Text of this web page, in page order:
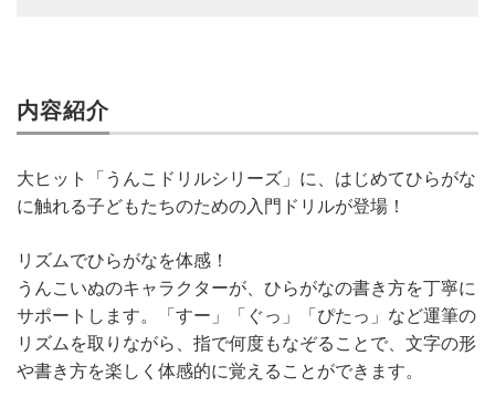
内容紹介
大ヒット「うんこドリルシリーズ」に、はじめてひらがな
に触れる子どもたちのための入門ドリルが登場！
リズムでひらがなを体感！
うんこいぬのキャラクターが、ひらがなの書き方を丁寧に
サポートします。「すー」「ぐっ」「ぴたっ」など運筆の
リズムを取りながら、指で何度もなぞることで、文字の形
や書き方を楽しく体感的に覚えることができます。